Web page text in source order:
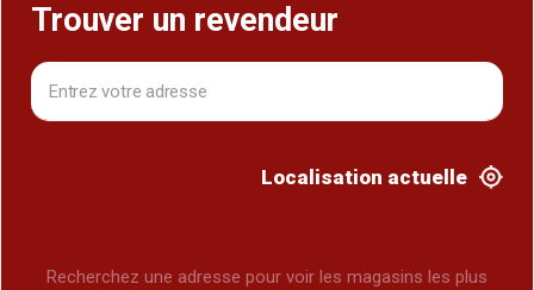
Trouver un revendeur
Localisation actuelle
Recherchez une adresse pour voir les magasins les plus